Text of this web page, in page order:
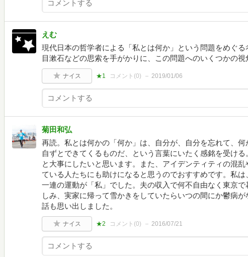
えむ
現代日本の哲学者による「私とは何か」という問題をめぐ
目漱石などの思索を手がかりに、この問題へのいくつかの視
ナイス ★1 コメント(0) 2019/01/06
菊田和弘
再読。私とは何かの「何か」は、自分が、自分を忘れて、
自ずとできてくるものだ、という言葉にいたく感銘を受け
と大事にしたいと思います。また、アイデンティティの混乱
ている人たちにも助けになると思うのでおすすめです。私は
一連の運動が「私」でした。夫の収入で何不自由なく東京
しみ、実家に帰って雪かきをしていたらいつの間にか鬱病
話も思い出しました。
ナイス ★2 コメント(0) 2016/07/21